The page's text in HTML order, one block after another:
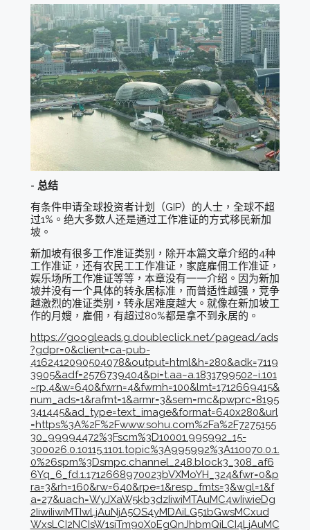
- 总结
有条件申请全球投资者计划（GIP）的人士，全球不超
过1%。绝大多数人还是通过工作准证的方式移民新加
坡。
新加坡有很多工作准证类别，除开本篇文章介绍的4种
工作准证，还有农民工工作准证，家庭雇佣工作准证，
娱乐场所工作准证等等，本章没有一一介绍。因为新加
坡并没有一个具体的转永居标准，而普适性越强，竞争
越激烈的准证类别，转永居难度越大。就像在新加坡工
作的月嫂，雇佣，有超过80%都是拿不到永居的。
https://googleads.g.doubleclick.net/pagead/ads
?gdpr=0&client=ca-pub-
4162412090504078&output=html&h=280&adk=7119
3905&adf=2576739404&pi=t.aa~a.1831799502~i.101
~rp.4&w=640&fwrn=4&fwrnh=100&lmt=1712669415&
num_ads=1&rafmt=1&armr=3&sem=mc&pwprc=8195
341445&ad_type=text_image&format=640x280&url
=https%3A%2F%2Fwww.sohu.com%2Fa%2F7275155
30_99994472%3Fscm%3D10001.995992_15-
300026.0.10115.1101.topic%3A995992%3A110070.0.1.
0%26spm%3Dsmpc.channel_248.block3_308_af6
6Yq_6_fd.1.1712668970023bVXMoYH_324&fwr=0&p
ra=3&rh=160&rw=640&rpe=1&resp_fmts=3&wgl=1&f
a=27&uach=WyJXaW5kb3dzIiwiMTAuMC4wIiwieDg
2IiwiIiwiMTIwLjAuNjA5OS4yMDAiLG51bGwsMCxud
WxsLCI2NCIsW1siTm90X0EgQnJhbmQiLCI4LjAuMC